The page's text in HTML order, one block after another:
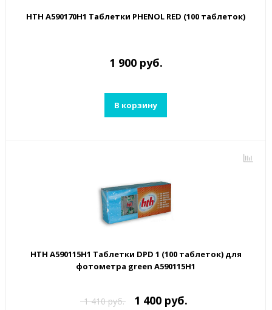
HTH A590170H1 Таблетки PHENOL RED (100 таблеток)
1 900 руб.
В корзину
HTH A590115H1 Таблетки DPD 1 (100 таблеток) для
фотометра green A590115H1
1 410 руб. 1 400 руб.